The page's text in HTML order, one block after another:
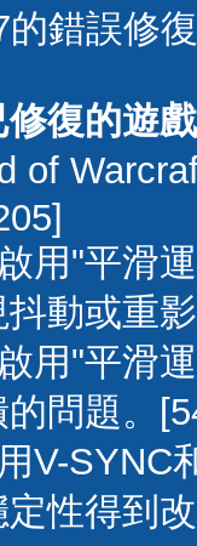
的錯誤修
修復的遊
of
用"平滑
動或重
用"平滑
問題。
V-SYNC
定性得到